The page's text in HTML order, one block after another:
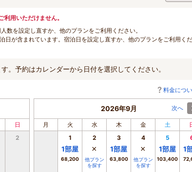
用いただけません。
数を設定し直すか、他のプランをご利用ください。
日が含まれています。宿泊日を設定し直すか、他のプランをご利用く
。予約はカレンダーから日付を選択してください。
料金につ
日
2
2026年9月 次へ
月 火 水 木 金 土
1
1部屋
68,200
2
×
他プラン
を探す
3
1部屋
63,800
4
×
他プラン
を探す
5
1部屋
103,400
1